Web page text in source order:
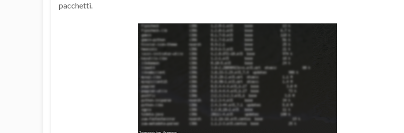
pacchetti.